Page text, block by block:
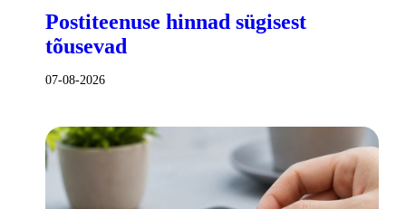
Postiteenuse hinnad sügisest
tõusevad
07-08-2026